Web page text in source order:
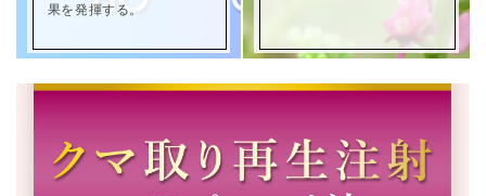
果を発揮する。